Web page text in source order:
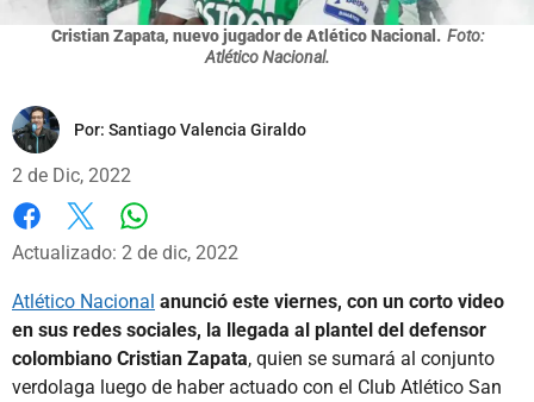
Cristian Zapata, nuevo jugador de Atlético Nacional. Foto:
Atlético Nacional.
Por: Santiago Valencia Giraldo
2 de Dic, 2022
Facebook
X
Actualizado: 2 de dic, 2022
Atlético Nacional anunció este viernes, con un corto video
en sus redes sociales, la llegada al plantel del defensor
colombiano Cristian Zapata, quien se sumará al conjunto
verdolaga luego de haber actuado con el Club Atlético San